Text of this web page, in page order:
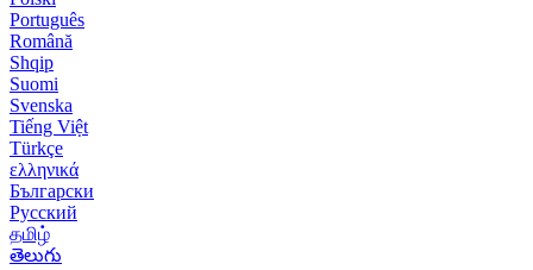
Português
Română
Shqip
Suomi
Svenska
Tiếng Việt
Türkçe
ελληνικά
Български
Русский
தமிழ்
తెలుగు